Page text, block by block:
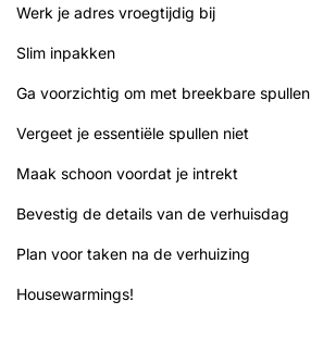
Werk je adres vroegtijdig bij
Slim inpakken
Ga voorzichtig om met breekbare spullen
Vergeet je essentiële spullen niet
Maak schoon voordat je intrekt
Bevestig de details van de verhuisdag
Plan voor taken na de verhuizing
Housewarmings!